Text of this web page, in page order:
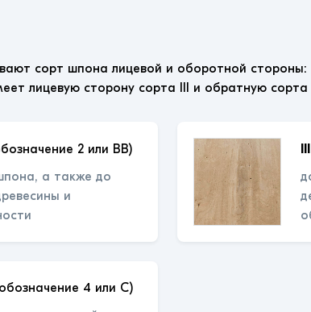
сорт шпона лицевой и оборотной стороны:
лицевую сторону сорта III и обратную сорта
2 или ВВ)
а также до
и
4 или С)